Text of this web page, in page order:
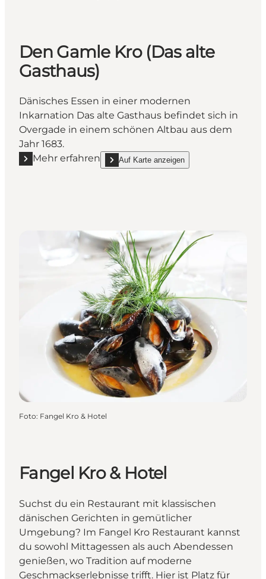
Den Gamle Kro (Das alte
Gasthaus)
Dänisches Essen in einer modernen
Inkarnation Das alte Gasthaus befindet sich in
Overgade in einem schönen Altbau aus dem
Jahr 1683.
Mehr erfahren
Mehr erfahren "Den Gamle Kro (Das alte Gasthaus)"
Auf Karte anzeigen
show Den Gamle Kro (Das alte Gasthaus)
Foto: Fangel Kro & Hotel
Fangel Kro & Hotel
Suchst du ein Restaurant mit klassischen
dänischen Gerichten in gemütlicher
Umgebung? Im Fangel Kro Restaurant kannst
du sowohl Mittagessen als auch Abendessen
genießen, wo Tradition auf moderne
Geschmackserlebnisse trifft. Hier ist Platz für